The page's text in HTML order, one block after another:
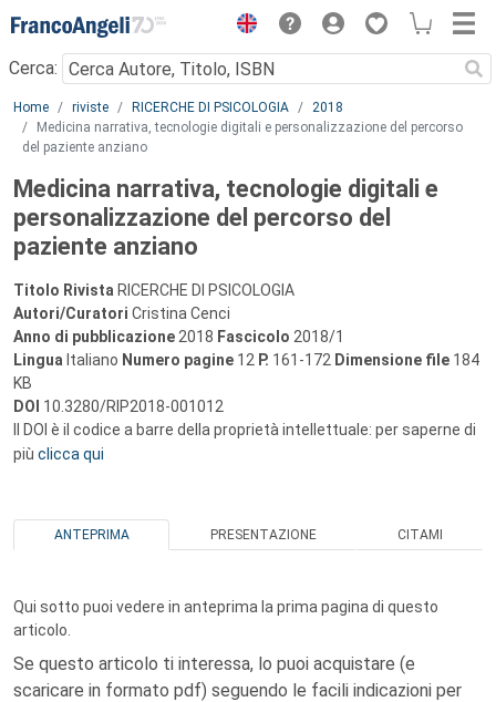
Menu
Cerca:
Main content
Home riviste RICERCHE DI PSICOLOGIA
2018
Medicina narrativa, tecnologie digitali e personalizzazione del percorso
del paziente anziano
Medicina narrativa, tecnologie digitali e
personalizzazione del percorso del
paziente anziano
Titolo Rivista RICERCHE DI PSICOLOGIA
Autori/Curatori Cristina Cenci
Anno di pubblicazione 2018 Fascicolo 2018/1
Lingua Italiano Numero pagine 12 P. 161-172 Dimensione file 184
KB
DOI 10.3280/RIP2018-001012
Il DOI è il codice a barre della proprietà intellettuale: per saperne di
più clicca qui
ANTEPRIMA PRESENTAZIONE CITAMI
Qui sotto puoi vedere in anteprima la prima pagina di questo
articolo.
Se questo articolo ti interessa, lo puoi acquistare (e
scaricare in formato pdf) seguendo le facili indicazioni per